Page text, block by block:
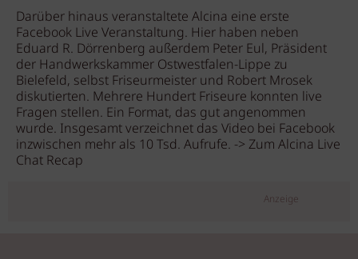
Darüber hinaus veranstaltete Alcina eine erste
Facebook Live Veranstaltung. Hier haben neben
Eduard R. Dörrenberg außerdem Peter Eul, Präsident
der Handwerkskammer Ostwestfalen-Lippe zu
Bielefeld, selbst Friseurmeister und Robert Mrosek
diskutierten. Mehrere Hundert Friseure konnten live
Fragen stellen. Ein Format, das gut angenommen
wurde. Insgesamt verzeichnet das Video bei Facebook
inzwischen mehr als 10 Tsd. Aufrufe. -> Zum Alcina Live
Chat Recap
Anzeige